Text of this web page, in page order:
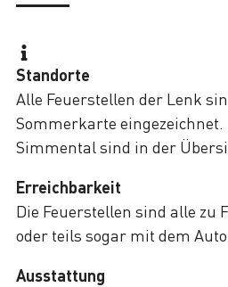
Standorte
Alle Feuerstellen der Lenk
Sommerkarte eingezeichnet.
Simmental sind in der
Erreichbarkeit
Die Feuerstellen sind alle zu
oder teils sogar mit dem
Ausstattung